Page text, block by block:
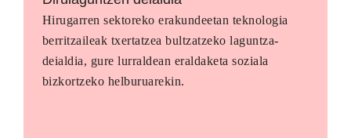
Hirugarren sektoreko erakundeetan teknologia
berritzaileak txertatzea bultzatzeko laguntza-
deialdia, gure lurraldean eraldaketa soziala
bizkortzeko helburuarekin.